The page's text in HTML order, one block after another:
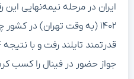
۱۴۰۲ (به وقت تهران) در
جواز حضور در فینال را کسب